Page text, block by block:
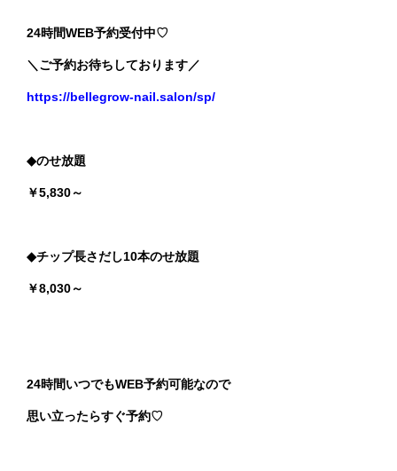
24時間WEB予約受付中♡
＼ご予約お待ちしております／
https://bellegrow-nail.salon/sp/
◆のせ放題
￥5,830～
◆チップ長さだし10本のせ放題
￥8,030～
24時間いつでもWEB予約可能なので
思い立ったらすぐ予約♡